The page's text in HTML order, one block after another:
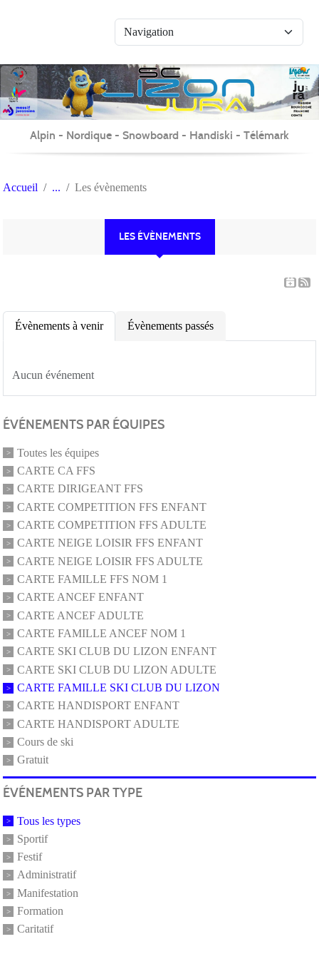
Alpin - Nordique - Snowboard - Handiski - Télémark
Accueil Les évènements
LES ÉVÈNEMENTS
Évènements à venir Évènements passés
Aucun événement
ÉVÉNEMENTS PAR ÉQUIPES
Toutes les équipes
CARTE CA FFS
CARTE DIRIGEANT FFS
CARTE COMPETITION FFS ENFANT
CARTE COMPETITION FFS ADULTE
CARTE NEIGE LOISIR FFS ENFANT
CARTE NEIGE LOISIR FFS ADULTE
CARTE FAMILLE FFS NOM 1
CARTE ANCEF ENFANT
CARTE ANCEF ADULTE
CARTE FAMILLE ANCEF NOM 1
CARTE SKI CLUB DU LIZON ENFANT
CARTE SKI CLUB DU LIZON ADULTE
CARTE FAMILLE SKI CLUB DU LIZON
CARTE HANDISPORT ENFANT
CARTE HANDISPORT ADULTE
Cours de ski
Gratuit
ÉVÉNEMENTS PAR TYPE
Tous les types
Sportif
Festif
Administratif
Manifestation
Formation
Caritatif